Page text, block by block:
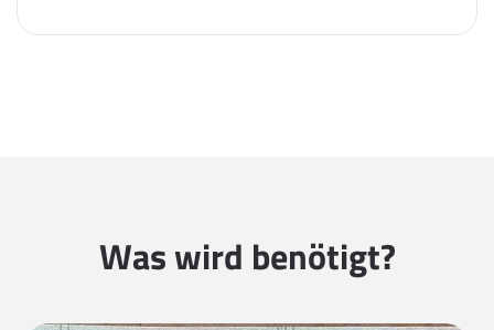
Was wird benötigt?